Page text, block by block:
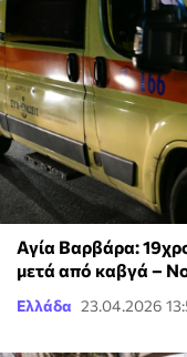
Αγία Βαρβάρα:
μετά από καβγά –
Ελλάδα 23.04.2026